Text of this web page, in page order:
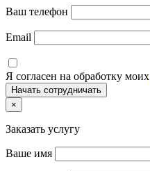
Ваш телефон
Email
Я согласен на обработку моих
×
Заказать услугу
Ваше имя